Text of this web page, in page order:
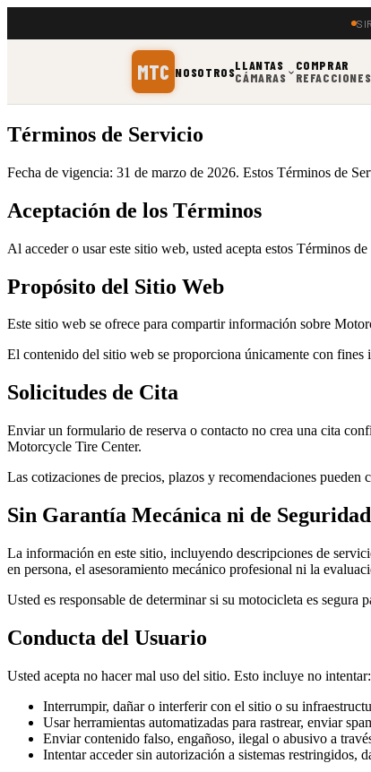
MTC NOSOTROSLLANTAS
CÁMARAS
COMPRAR
REFACCIONES
Términos de Servicio
Fecha de vigencia: 31 de marzo de 2026. Estos Términos de
Aceptación de los Términos
Al acceder o usar este sitio web, usted acepta estos Términos
Propósito del Sitio Web
Este sitio web se ofrece para compartir información sobre
El contenido del sitio web se proporciona únicamente con
Solicitudes de Cita
Enviar un formulario de reserva o contacto no crea una cita
Motorcycle Tire Center.
Las cotizaciones de precios, plazos y recomendaciones
Sin Garantía Mecánica ni de
La información en este sitio, incluyendo descripciones de
en persona, el asesoramiento mecánico profesional ni la
Usted es responsable de determinar si su motocicleta es segura
Conducta del Usuario
Usted acepta no hacer mal uso del sitio. Esto incluye no intentar:
Interrumpir, dañar o interferir con el sitio o su
Usar herramientas automatizadas para rastrear, enviar
Enviar contenido falso, engañoso, ilegal o abusivo a
Intentar acceder sin autorización a sistemas restringidos,